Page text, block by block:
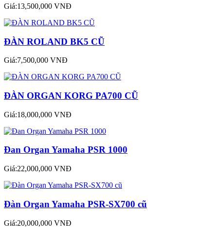
Giá:13,500,000 VNĐ
ĐÀN ROLAND BK5 CŨ
Giá:7,500,000 VNĐ
ĐÀN ORGAN KORG PA700 CŨ
Giá:18,000,000 VNĐ
Đan Organ Yamaha PSR 1000
Giá:22,000,000 VNĐ
Đàn Organ Yamaha PSR-SX700 cũ
Giá:20,000,000 VNĐ